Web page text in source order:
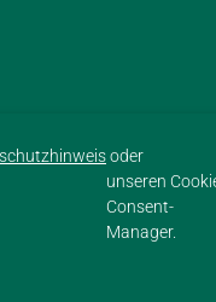
oder
unseren
Consent-
Manager.